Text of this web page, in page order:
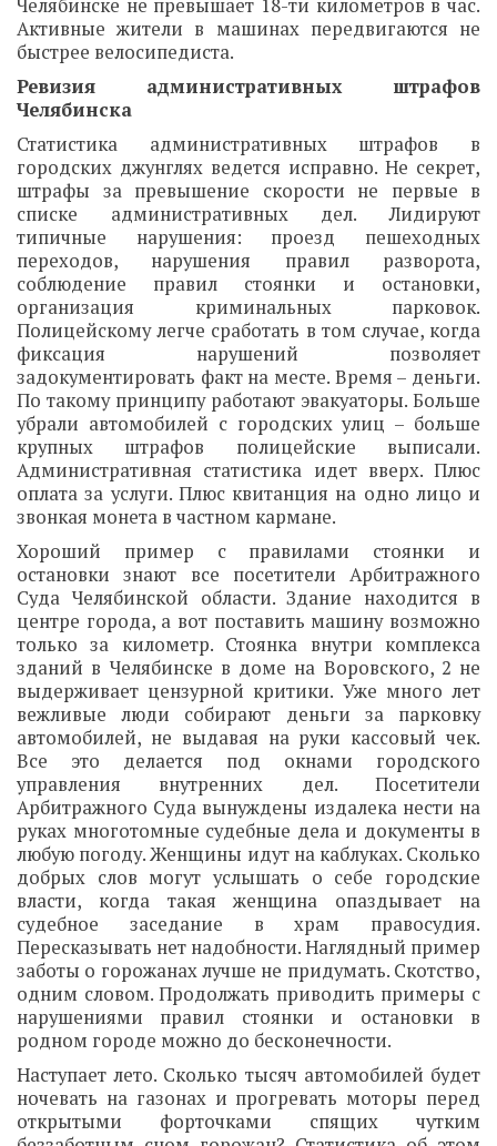
Челябинске не превышает 18-ти километров в час.
Активные жители в машинах передвигаются не
быстрее велосипедиста.
Ревизия административных штрафов
Челябинска
Статистика административных штрафов в
городских джунглях ведется исправно. Не секрет,
штрафы за превышение скорости не первые в
списке административных дел. Лидируют
типичные нарушения: проезд пешеходных
переходов, нарушения правил разворота,
соблюдение правил стоянки и остановки,
организация криминальных парковок.
Полицейскому легче сработать в том случае, когда
фиксация нарушений позволяет
задокументировать факт на месте. Время – деньги.
По такому принципу работают эвакуаторы. Больше
убрали автомобилей с городских улиц – больше
крупных штрафов полицейские выписали.
Административная статистика идет вверх. Плюс
оплата за услуги. Плюс квитанция на одно лицо и
звонкая монета в частном кармане.
Хороший пример с правилами стоянки и
остановки знают все посетители Арбитражного
Суда Челябинской области. Здание находится в
центре города, а вот поставить машину возможно
только за километр. Стоянка внутри комплекса
зданий в Челябинске в доме на Воровского, 2 не
выдерживает цензурной критики. Уже много лет
вежливые люди собирают деньги за парковку
автомобилей, не выдавая на руки кассовый чек.
Все это делается под окнами городского
управления внутренних дел. Посетители
Арбитражного Суда вынуждены издалека нести на
руках многотомные судебные дела и документы в
любую погоду. Женщины идут на каблуках. Сколько
добрых слов могут услышать о себе городские
власти, когда такая женщина опаздывает на
судебное заседание в храм правосудия.
Пересказывать нет надобности. Наглядный пример
заботы о горожанах лучше не придумать. Скотство,
одним словом. Продолжать приводить примеры с
нарушениями правил стоянки и остановки в
родном городе можно до бесконечности.
Наступает лето. Сколько тысяч автомобилей будет
ночевать на газонах и прогревать моторы перед
открытыми форточками спящих чутким